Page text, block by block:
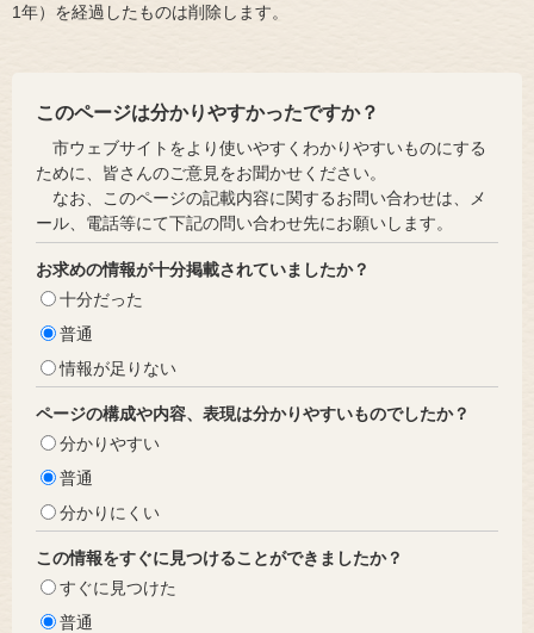
1年）を経過したものは削除します。
このページは分かりやすかったですか？
市ウェブサイトをより使いやすくわかりやすいものにする
ために、皆さんのご意見をお聞かせください。
なお、このページの記載内容に関するお問い合わせは、メ
ール、電話等にて下記の問い合わせ先にお願いします。
お求めの情報が十分掲載されていましたか？
十分だった
普通
情報が足りない
ページの構成や内容、表現は分かりやすいものでしたか？
分かりやすい
普通
分かりにくい
この情報をすぐに見つけることができましたか？
すぐに見つけた
普通